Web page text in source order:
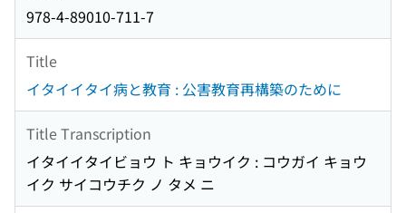
978-4-89010-711-7
Title
イタイイタイ病と教育 : 公害教育再構築のために
Title Transcription
イタイイタイビョウ ト キョウイク : コウガイ キョウ
イク サイコウチク ノ タメ ニ